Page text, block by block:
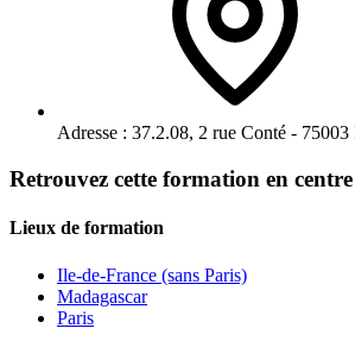
Adresse : 37.2.08, 2 rue Conté - 75003
Retrouvez cette formation en
Lieux de formation
Ile-de-France (sans Paris)
Madagascar
Paris